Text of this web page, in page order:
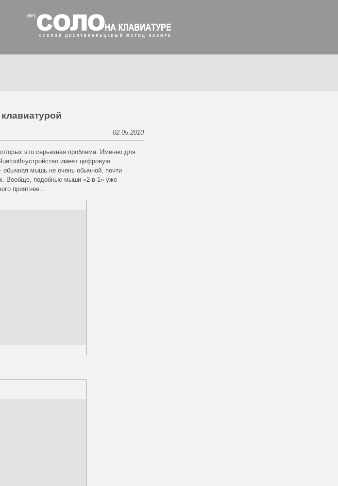
02.05.2010
это серьезная проблема. Именно для
устройство имеет цифровую
обычная мышь не очень обычной, почти
Вообще, подобные мыши «2-в-1» уже
приятнее...